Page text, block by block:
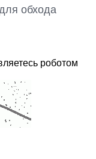
обхода
роботом